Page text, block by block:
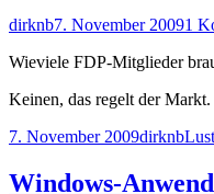
Autor
dirknbVeröffentlicht
7. November 20091
Wieviele FDP-Mitglieder
Keinen, das regelt der Markt.
Veröffentlicht
7. November 2009Autor
dirknb
Windows-